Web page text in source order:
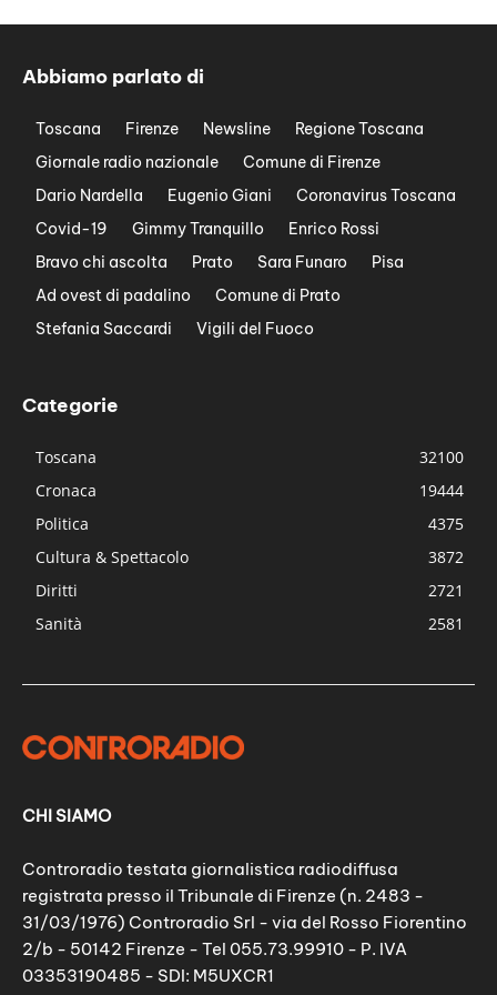
Abbiamo parlato di
Toscana Firenze Newsline
Regione Toscana
Giornale radio nazionale
Comune di Firenze
Dario Nardella
Eugenio Giani
Coronavirus Toscana
Covid-19
Gimmy Tranquillo
Enrico Rossi
Bravo chi ascolta
Prato Sara Funaro
Pisa
Ad ovest di padalino
Comune di Prato
Stefania Saccardi
Vigili del Fuoco
Categorie
Toscana
32100
Cronaca
19444
Politica
4375
Cultura & Spettacolo
3872
Diritti
2721
Sanità
2581
CHI SIAMO
Controradio testata giornalistica radiodiffusa
registrata presso il Tribunale di Firenze (n. 2483 -
31/03/1976) Controradio Srl - via del Rosso Fiorentino
2/b - 50142 Firenze - Tel 055.73.99910 - P. IVA
03353190485 - SDI: M5UXCR1